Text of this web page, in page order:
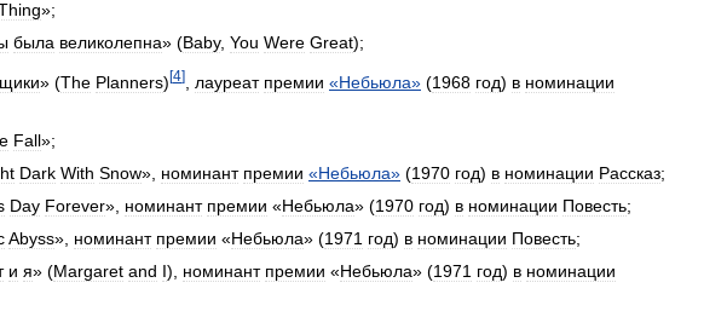
»;
была великолепна» (Baby, You Were Great);
» (The Planners)[4] лауреат премии «Небьюла» (1968 год) в номинации
Fall»;
Dark With Snow», номинант премии «Небьюла» (1970 год) в номинации Рассказ;
Day Forever», номинант премии «Небьюла» (1970 год) в номинации Повесть;
Abyss», номинант премии «Небьюла» (1971 год) в номинации Повесть;
и я» (Margaret and I), номинант премии «Небьюла» (1971 год) в номинации